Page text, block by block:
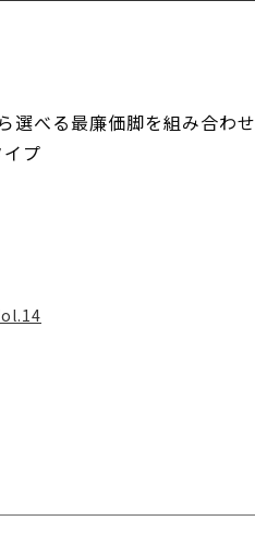
選べる最廉価脚を組み合わせ
プ